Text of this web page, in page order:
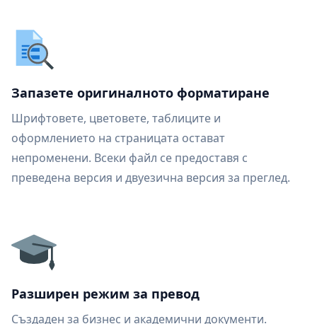
Запазете оригиналното форматиране
Шрифтовете, цветовете, таблиците и
оформлението на страницата остават
непроменени. Всеки файл се предоставя с
преведена версия и двуезична версия за преглед.
Разширен режим за превод
Създаден за бизнес и академични документи.